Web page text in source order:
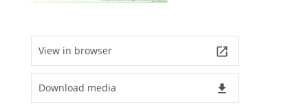
View in browser launch
Download media file_download